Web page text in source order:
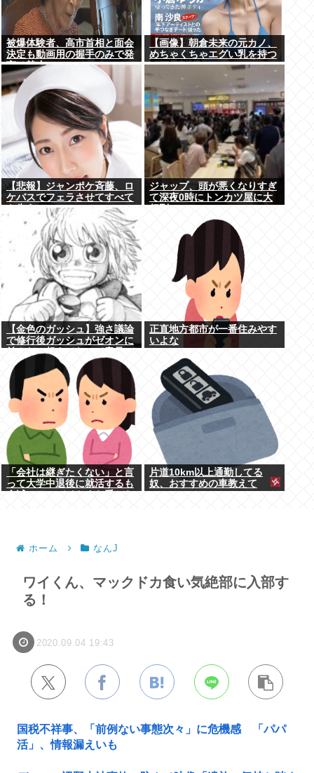
被爆体験者、高市首相と面会
決定も動画用の握手のみで発
言は禁止www
【画像】朝倉未来の元カノ、
めちゃくちゃエグい乳を持つ
【悲報】ジャンポケ斉藤、ロ
ケバスでフェラさせてすべて
ジャップ、頭が悪くなりすぎ
て深夜0時にトンカツ屋に大
【金色のガッシュ】強さ議論
で修行後ガッシュがゼオンに
並んだ、超えてたって意見に
納得いかないんだけど
正直地方都市が一番住みやす
いよな
「会社は継ぎたくない」と言
って大学中退後に就活するも
片道10km以上通勤してる
奴、おすすめの車教えて
ホーム なんJ
ワイくん、マックドカ食い気絶部に入部す
る！
2020.09.04 19:43
国税不祥事、「前例ない事態次々」に危機感 「パパ
活」、情報漏えいも